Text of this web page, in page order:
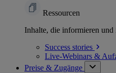
Ressourcen
Inhalte, die informieren und
Success stories
Live-Webinars &
Preise & Zugänge